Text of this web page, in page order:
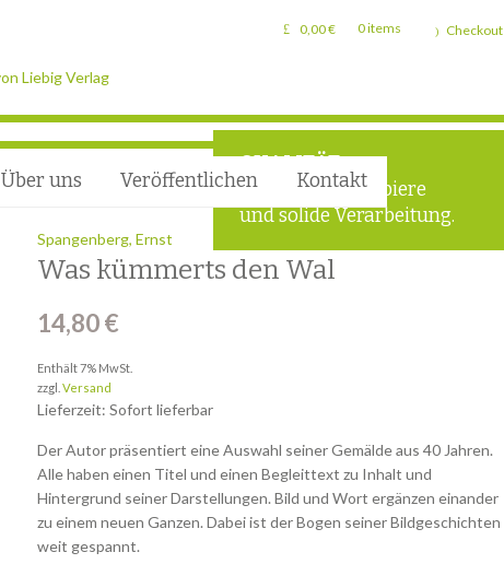
0,00€ 0 items Checkout
QUALITÄT
Hochwertige Papiere
und solide Verarbeitung.
Über uns Veröffentlichen Kontakt
Spangenberg, Ernst
Was kümmerts den Wal
14,80€
Enthält 7% MwSt.
zzgl.Versand
Lieferzeit: Sofort lieferbar
Der Autor präsentiert eine Auswahl seiner Gemälde aus 40 Jahren.
Alle haben einen Titel und einen Begleittext zu Inhalt und
Hintergrund seiner Darstellungen. Bild und Wort ergänzen einander
zu einem neuen Ganzen. Dabei ist der Bogen seiner Bildgeschichten
weit gespannt.